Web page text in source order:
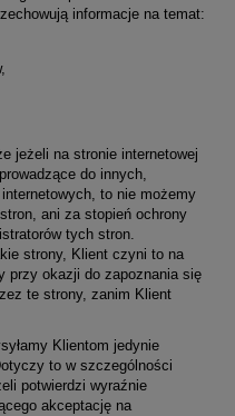
informacje na temat:
jeżeli na stronie internetowej
do innych,
to nie możemy
ani za stopień ochrony
tych stron.
strony, Klient czyni to na
przy okazji do zapoznania się
te strony, zanim Klient
Klientom jedynie
to w szczególności
potwierdzi wyraźnie
akceptację na